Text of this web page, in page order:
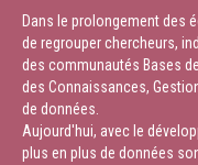
Dans le prolongement des
de regrouper chercheurs,
des communautés Bases
des Connaissances,
de données.
Aujourd'hui, avec le
plus en plus de données